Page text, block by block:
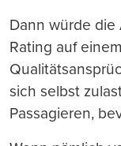
Dann würde die
Rating auf
sich selbst
Passagieren,